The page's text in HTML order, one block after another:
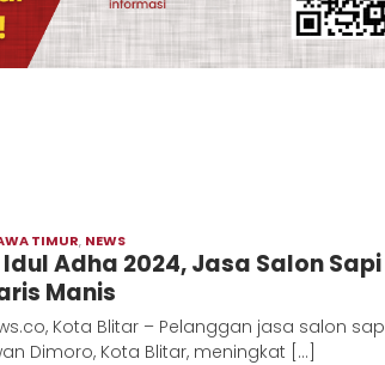
TIMUR, NEWS
Hadi
Adha 2024, Jasa Salon
Manis
Kota Blitar – Pelanggan jasa salon
Dimoro, Kota Blitar, meningkat […]